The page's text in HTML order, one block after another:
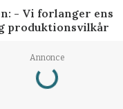
- Vi forlanger ens
produktionsvilkår
Annonce
Loading...